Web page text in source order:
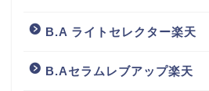
B.A ライトセレクター楽天
B.Aセラムレブアップ楽天